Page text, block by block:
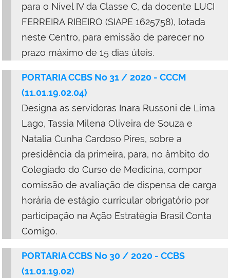
para o Nível IV da Classe C, da docente LUCI
FERREIRA RIBEIRO (SIAPE 1625758), lotada
neste Centro, para emissão de parecer no
prazo máximo de 15 dias úteis.
PORTARIA CCBS No 31 / 2020 - CCCM
(11.01.19.02.04)
Designa as servidoras Inara Russoni de Lima
Lago, Tassia Milena Oliveira de Souza e
Natalia Cunha Cardoso Pires, sobre a
presidência da primeira, para, no âmbito do
Colegiado do Curso de Medicina, compor
comissão de avaliação de dispensa de carga
horária de estágio curricular obrigatório por
participação na Ação Estratégia Brasil Conta
Comigo.
PORTARIA CCBS No 30 / 2020 - CCBS
(11.01.19.02)